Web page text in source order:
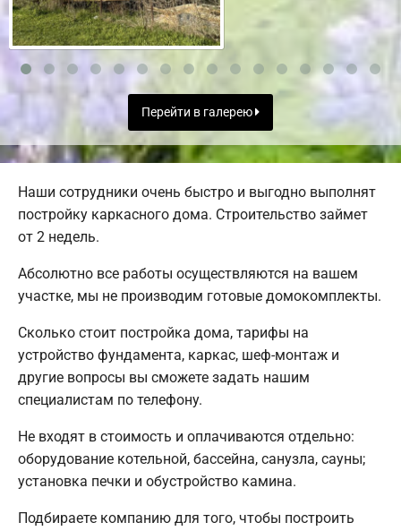
Перейти в галерею
Наши сотрудники очень быстро и выгодно выполнят
постройку каркасного дома. Строительство займет
от 2 недель.
Абсолютно все работы осуществляются на вашем
участке, мы не производим готовые домокомплекты.
Сколько стоит постройка дома, тарифы на
устройство фундамента, каркас, шеф-монтаж и
другие вопросы вы сможете задать нашим
специалистам по телефону.
Не входят в стоимость и оплачиваются отдельно:
оборудование котельной, бассейна, санузла, сауны;
установка печки и обустройство камина.
Подбираете компанию для того, чтобы построить